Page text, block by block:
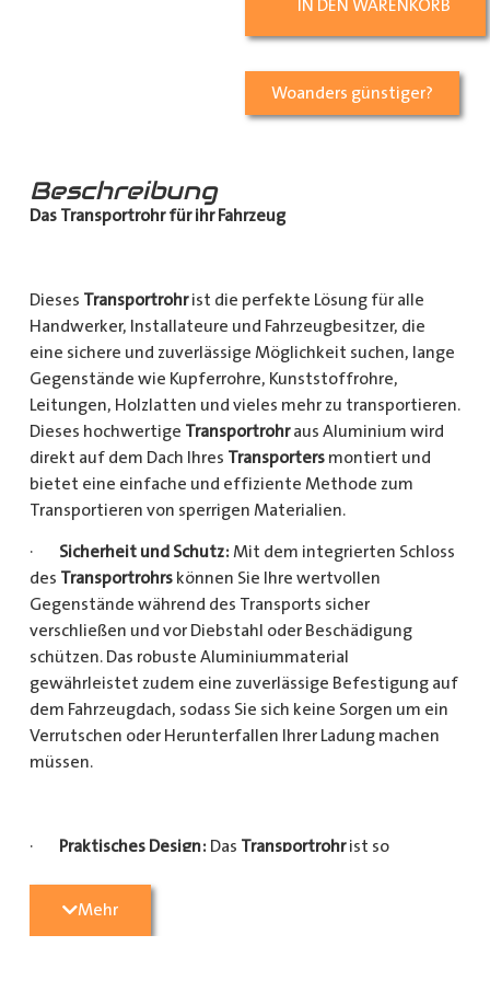
IN DEN WARENKORB
Woanders günstiger?
Beschreibung
Das Transportrohr für ihr Fahrzeug
Dieses Transportrohrist die perfekte Lösung für alle
Handwerker, Installateure und Fahrzeugbesitzer, die
eine sichere und zuverlässige Möglichkeit suchen, lange
Gegenstände wie Kupferrohre, Kunststoffrohre,
Leitungen, Holzlatten und vieles mehr zu transportieren.
Dieses hochwertige Transportrohraus Aluminium wird
direkt auf dem Dach Ihres Transportersmontiert und
bietet eine einfache und effiziente Methode zum
Transportieren von sperrigen Materialien.
· Sicherheit und Schutz: Mit dem integrierten Schloss
des Transportrohrskönnen Sie Ihre wertvollen
Gegenstände während des Transports sicher
verschließen und vor Diebstahl oder Beschädigung
schützen. Das robuste Aluminiummaterial
gewährleistet zudem eine zuverlässige Befestigung auf
dem Fahrzeugdach, sodass Sie sich keine Sorgen um ein
Verrutschen oder Herunterfallen Ihrer Ladung machen
müssen.
· Praktisches Design: Das Transportrohrist so
Gegenständen sicher und einfach transportieren kann
Mehr